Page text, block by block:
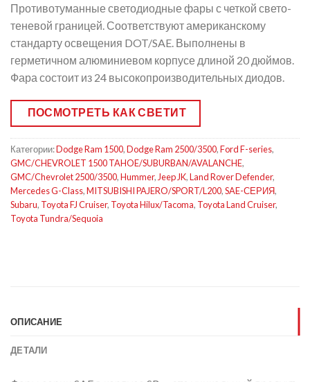
Противотуманные светодиодные фары с четкой свето-
теневой границей. Соответствуют американскому
стандарту освещения DOT/SAE. Выполнены в
герметичном алюминиевом корпусе длиной 20 дюймов.
Фара состоит из 24 высокопроизводительных диодов.
ПОСМОТРЕТЬ КАК СВЕТИТ
Категории:Dodge Ram 1500,Dodge Ram 2500/3500,Ford F-series,
GMC/CHEVROLET 1500 TAHOE/SUBURBAN/AVALANCHE,
GMC/Chevrolet 2500/3500,Hummer, Jeep JK,Land Rover Defender,
Mercedes G-Class,MITSUBISHI PAJERO/SPORT/L200,SAE-СЕРИЯ,
Subaru, Toyota FJ Cruiser, Toyota Hilux/Tacoma, Toyota Land Cruiser,
Toyota Tundra/Sequoia
ОПИСАНИЕ
ДЕТАЛИ